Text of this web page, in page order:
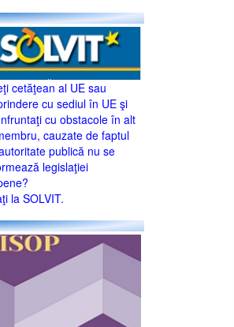
cetăţean al UE sau
cu sediul în UE şi
cu obstacole în alt
cauzate de faptul
publică nu se
legislaţiei
la SOLVIT.